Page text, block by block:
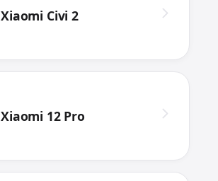
Xiaomi Civi 2
Xiaomi 12 Pro